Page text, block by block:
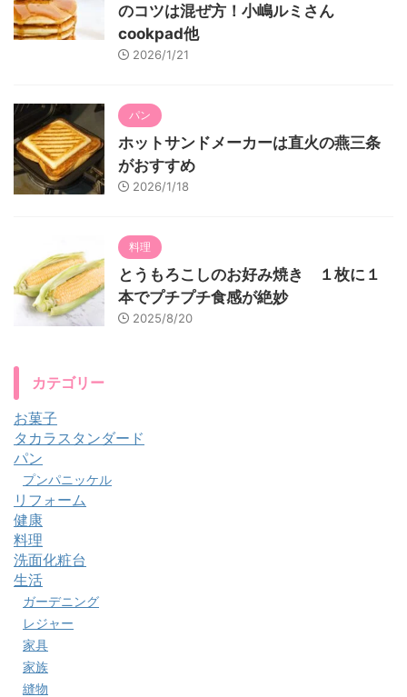
のコツは混ぜ方！小嶋ルミさん
cookpad他
2026/1/21
パン
ホットサンドメーカーは直火の燕三条
がおすすめ
2026/1/18
料理
とうもろこしのお好み焼き １枚に１
本でプチプチ食感が絶妙
2025/8/20
カテゴリー
お菓子
タカラスタンダード
パン
プンパニッケル
リフォーム
健康
料理
洗面化粧台
生活
ガーデニング
レジャー
家具
家族
縫物